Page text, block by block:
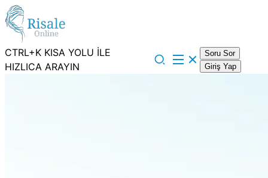
CTRL+K KISA YOLU İLE
HIZLICA ARAYIN
Soru Sor
Giriş Yap